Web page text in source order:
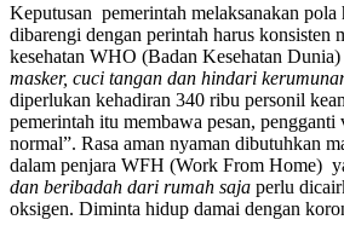
Keputusan pemerintah melaksanakan
dibarengi dengan perintah harus konsisten
kesehatan WHO (Badan Kesehatan Dunia)
masker, cuci tangan dan hindari
diperlukan kehadiran 340 ribu personil
pemerintah itu membawa pesan, pengganti
normal”. Rasa aman nyaman dibutuhkan
dalam penjara WFH (Work From Home)
dan beribadah dari rumah saja perlu
oksigen. Diminta hidup damai dengan